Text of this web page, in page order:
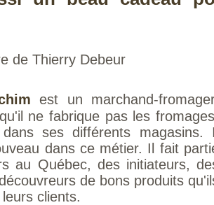
de Thierry Debeur
est un marchand-
ne fabrique pas les
ses différents magasins.
dans ce métier. Il fait
au Québec, des initiateurs,
de bons produits
clients.